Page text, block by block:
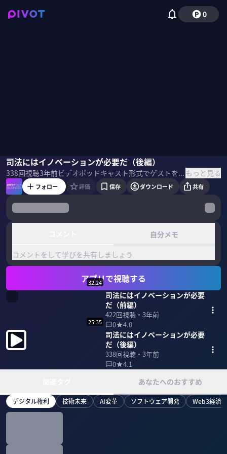
0
司法にはイノベーションが必要だ（後編）
338回視聴3年前 ビデオポッドキャスト形式でゲストを招き、最先端の話を聞くPIVOT TALK。映画「Winny」主演の東出昌大氏と弁護士の壇俊光氏を招き、「Winny事件の真実」を聞いた。 もっと見る
東出昌大壇俊光竹下隆一郎
フォロー 評価 保存 ダウンロード 共有
自分メモ
コメントをして学びを共有しましょう
アプリで視聴する
32:24
司法にはイノベーションが必要
だ（前編）
422回視聴・ 3年前
0
4.0
25:35
司法にはイノベーションが必要
だ（後編）
338回視聴・ 3年前
0
4.1
あなたへのおすすめ
デジタル権利 技術未来 AI変革 ソフトウェア開発 Web3経済